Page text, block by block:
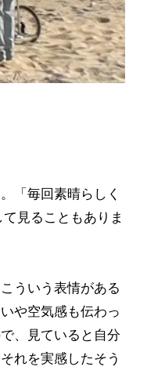
「毎回素晴らしく
見ることもありま
ういう表情がある
や空気感も伝わっ
、見ていると自分
れを実感したそう